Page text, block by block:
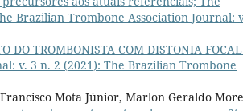
Brazilian Trombone Association Journal:
DO TROMBONISTA COM DISTONIA
v. 3 n. 2 (2021): The Brazilian Trombone
Mota Júnior, Marlon Geraldo